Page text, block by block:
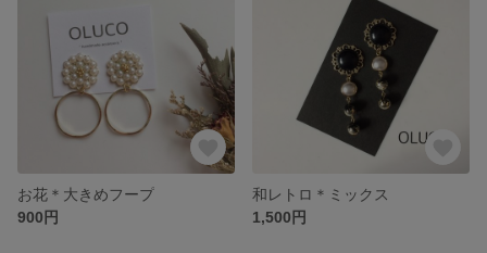
お花＊大きめフープ
900円
和レトロ＊ミックス
1,500円